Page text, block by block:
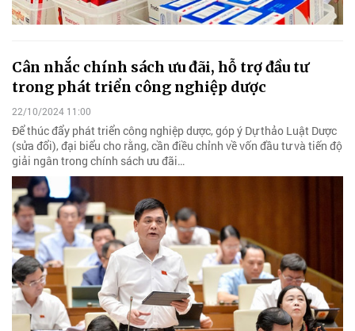
Cân nhắc chính sách ưu đãi, hỗ trợ đầu tư
trong phát triển công nghiệp dược
22/10/2024 11:00
Để thúc đẩy phát triển công nghiệp dược, góp ý Dự thảo Luật Dược
(sửa đổi), đại biểu cho rằng, cần điều chỉnh về vốn đầu tư và tiến độ
giải ngân trong chính sách ưu đãi…